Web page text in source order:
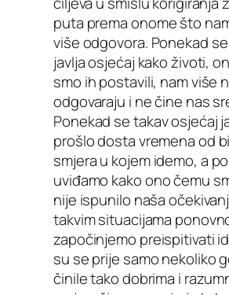
puta prema onome što
više odgovora. Ponekad
javlja osjećaj kako životi,
smo ih postavili, nam više
odgovaraju i ne čine nas
Ponekad se takav osjećaj
prošlo dosta vremena od
smjera u kojem idemo, a
uviđamo kako ono čemu
nije ispunilo naša
takvim situacijama
započinjemo preispitivati
su se prije samo nekoliko
činile tako dobrima i